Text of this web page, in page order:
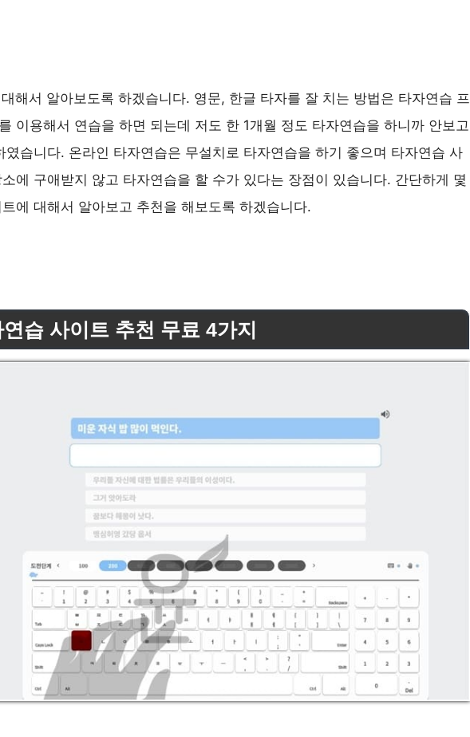
해서 알아보도록 하겠습니다. 영문, 한글 타자를 잘 치는 방법은 타자연습 프
이용해서 연습을 하면 되는데 저도 한 1개월 정도 타자연습을 하니까 안보고
였습니다. 온라인 타자연습은 무설치로 타자연습을 하기 좋으며 타자연습 사
에 구애받지 않고 타자연습을 할 수가 있다는 장점이 있습니다. 간단하게 몇
에 대해서 알아보고 추천을 해보도록 하겠습니다.
습 사이트 추천 무료 4가지